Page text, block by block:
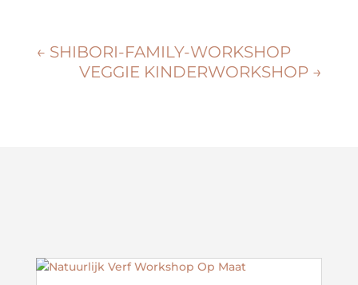
← SHIBORI-FAMILY-WORKSHOP
VEGGIE KINDERWORKSHOP →